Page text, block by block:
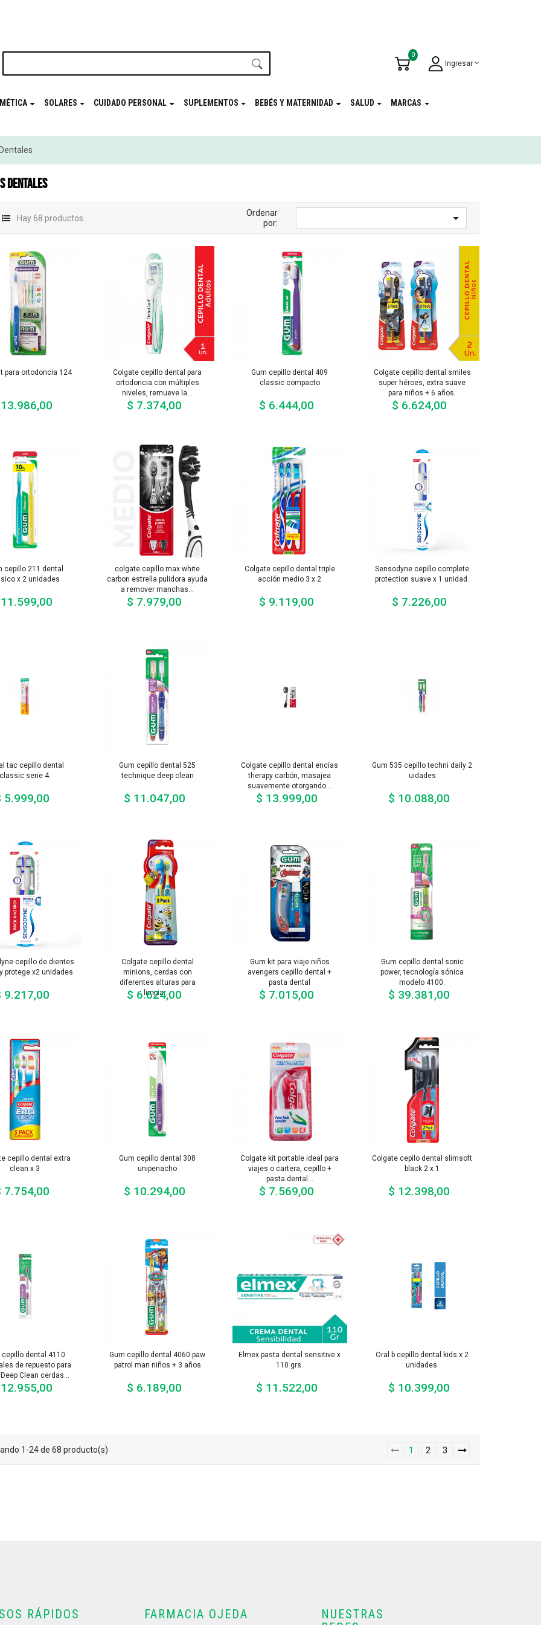
Ingresar
0
SOLARES CUIDADO PERSONAL SUPLEMENTOS BEBÉS Y MATERNIDAD SALUD MARCAS
DENTALES
Hay 68 productos.
Ordenar
por:

para ortodoncia 124
Colgate cepillo dental para
ortodoncia con múltiples
niveles, remueve la...
$ 7.374,00
Gum cepillo dental 409
classic compacto
$ 6.444,00
Colgate cepillo dental smiles
super héroes, extra suave
para niños + 6 años.
$ 6.624,00
cepillo 211 dental
x 2 unidades
colgate cepillo max white
carbon estrella pulidora ayuda
a remover manchas...
$ 7.979,00
Colgate cepillo dental triple
acción medio 3 x 2
$ 9.119,00
Sensodyne cepillo complete
protection suave x 1 unidad.
$ 7.226,00
tac cepillo dental
classic serie 4.
5.999,00
Gum cepillo dental 525
technique deep clean
$ 11.047,00
Colgate cepillo dental encías
therapy carbón, masajea
suavemente otorgando...
$ 13.999,00
Gum 535 cepillo techni daily 2
uidades
$ 10.088,00
cepillo de dientes
protege x2 unidades
9.217,00
Colgate cepillo dental
minions, cerdas con
diferentes alturas para
limpiar...
$ 6.624,00
Gum kit para viaje niños
avengers cepillo dental +
pasta dental
$ 7.015,00
Gum cepillo dental sonic
power, tecnología sónica
modelo 4100.
$ 39.381,00
cepillo dental extra
clean x 3
7.754,00
Gum cepillo dental 308
unipenacho
$ 10.294,00
Colgate kit portable ideal para
viajes o cartera, cepillo +
pasta dental...
$ 7.569,00
Colgate cepilo dental slimsoft
black 2 x 1
$ 12.398,00
cepillo dental 4110
de repuesto para
Clean cerdas...
Gum cepillo dental 4060 paw
patrol man niños + 3 años
$ 6.189,00
Elmex pasta dental sensitive x
110 grs.
$ 11.522,00
Oral b cepillo dental kids x 2
unidades.
$ 10.399,00
1-24 de 68 producto(s) 1 2 3
RÁPIDOS FARMACIA OJEDA
NUESTRAS